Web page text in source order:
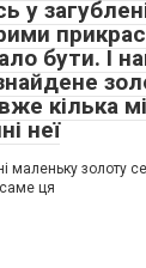
у
бути. І
кілька
неї
маленьку золоту
ця